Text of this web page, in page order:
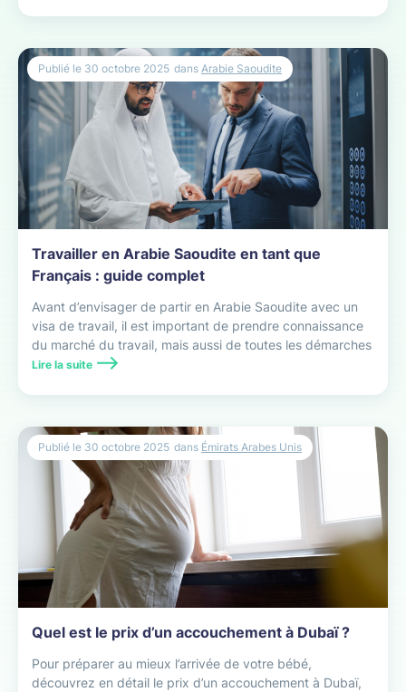
Travailler en Arabie Saoudite en tant que
Français : guide complet
Avant d’envisager de partir en Arabie Saoudite avec un
visa de travail, il est important de prendre connaissance
du marché du travail, mais aussi de toutes les démarches
administratives à effectuer.
Lire la suite
Publié le 30 octobre 2025 dans Arabie Saoudite
Quel est le prix d’un accouchement à Dubaï ?
Pour préparer au mieux l’arrivée de votre bébé,
découvrez en détail le prix d’un accouchement à Dubaï,
Publié le 30 octobre 2025 dans Émirats Arabes Unis